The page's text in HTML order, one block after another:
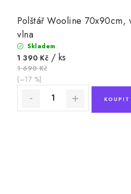
Polštář Wooline 70x90cm,
vlna
Skladem
1 390 Kč / ks
1 690 Kč
(–17 %)